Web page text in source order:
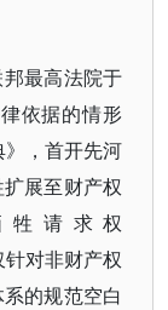
最高法院于
依据的情形
，首开先河
展至财产权
请求权
对非财产权
的规范空白